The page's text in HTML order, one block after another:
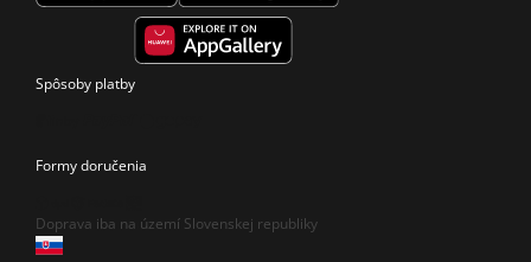
Spôsoby platby
Formy doručenia
Doprava iba na území Slovenskej republiky